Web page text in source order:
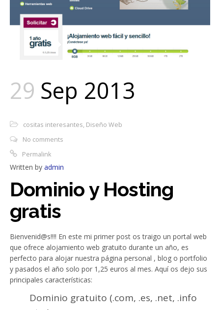
29 Sep 2013
cositas interesantes, Diseño Web
No comments
Permalink
Written by admin
Dominio y Hosting
gratis
Bienvenid@s!!!! En este mi primer post os traigo un portal web
que ofrece alojamiento web gratuito durante un año, es
perfecto para alojar nuestra página personal , blog o portfolio
y pasados el año solo por 1,25 euros al mes. Aquí os dejo sus
principales características:
Dominio gratuito (.com, .es, .net, .info